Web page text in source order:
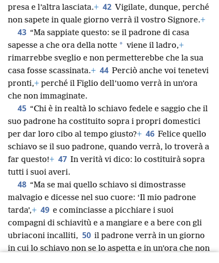
presa e l’altra lasciata.+ 42 Vigilate, dunque, perché
non sapete in quale giorno verrà il vostro Signore.+
43 “Ma sappiate questo: se il padrone di casa
sapesse a che ora della notte * viene il ladro,+
rimarrebbe sveglio e non permetterebbe che la sua
casa fosse scassinata.+ 44 Perciò anche voi tenetevi
pronti,+ perché il Figlio dell’uomo verrà in un’ora
che non immaginate.
45 “Chi è in realtà lo schiavo fedele e saggio che il
suo padrone ha costituito sopra i propri domestici
per dar loro cibo al tempo giusto?+ 46 Felice quello
schiavo se il suo padrone, quando verrà, lo troverà a
far questo!+ 47 In verità vi dico: lo costituirà sopra
tutti i suoi averi.
48 “Ma se mai quello schiavo si dimostrasse
malvagio e dicesse nel suo cuore: ‘Il mio padrone
tarda’,+ 49 e cominciasse a picchiare i suoi
compagni di schiavitù e a mangiare e a bere con gli
ubriaconi incalliti, 50 il padrone verrà in un giorno
in cui lo schiavo non se lo aspetta e in un’ora che non